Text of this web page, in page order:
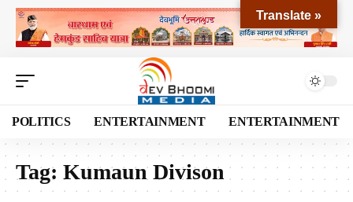
POLITICS ENTERTAINMENT ENTERTAINMENT
Tag: Kumaun Divison
Translate »